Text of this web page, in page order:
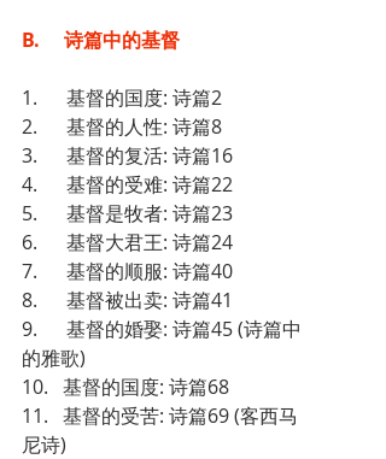
B.     诗篇中的基督
1.      基督的国度: 诗篇2
2.      基督的人性: 诗篇8
3.      基督的复活: 诗篇16
4.      基督的受难: 诗篇22
5.      基督是牧者: 诗篇23
6.      基督大君王: 诗篇24
7.      基督的顺服: 诗篇40
8.      基督被出卖: 诗篇41
9.      基督的婚娶: 诗篇45 (诗篇中
的雅歌)
10.   基督的国度: 诗篇68
11.   基督的受苦: 诗篇69 (客西马
尼诗)